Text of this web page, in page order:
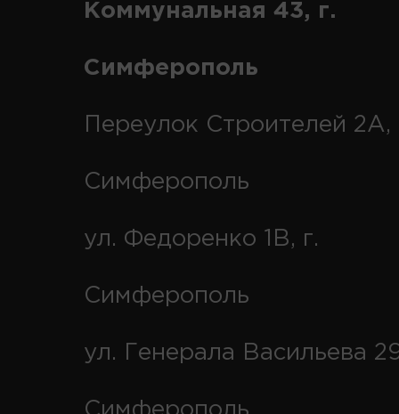
Коммунальная 43, г.
Симферополь
Переулок Строителей 2А,
Симферополь
ул. Федоренко 1В, г.
Симферополь
ул. Генерала Васильева